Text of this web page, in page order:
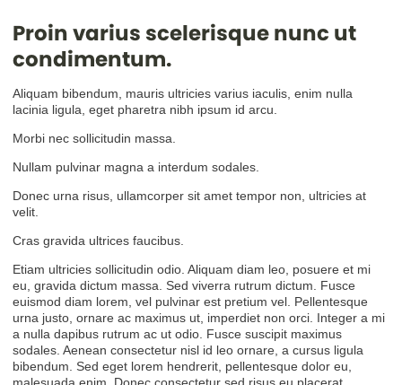
Proin varius scelerisque nunc ut
condimentum.
Aliquam bibendum, mauris ultricies varius iaculis, enim nulla
lacinia ligula, eget pharetra nibh ipsum id arcu.
Morbi nec sollicitudin massa.
Nullam pulvinar magna a interdum sodales.
Donec urna risus, ullamcorper sit amet tempor non, ultricies at
velit.
Cras gravida ultrices faucibus.
Etiam ultricies sollicitudin odio. Aliquam diam leo, posuere et mi
eu, gravida dictum massa. Sed viverra rutrum dictum. Fusce
euismod diam lorem, vel pulvinar est pretium vel. Pellentesque
urna justo, ornare ac maximus ut, imperdiet non orci. Integer a mi
a nulla dapibus rutrum ac ut odio. Fusce suscipit maximus
sodales. Aenean consectetur nisl id leo ornare, a cursus ligula
bibendum. Sed eget lorem hendrerit, pellentesque dolor eu,
malesuada enim. Donec consectetur sed risus eu placerat.